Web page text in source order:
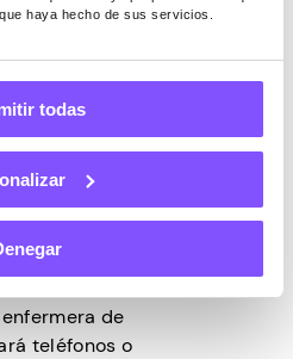
haya hecho de sus servicios.
todas
logros, ¡sin importar
servicios
si viven en lugares
de
teléfonos o